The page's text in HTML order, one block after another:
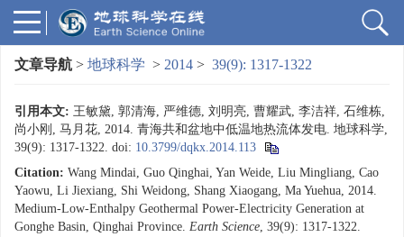
文章导航 > 地球科学 > 2014 > 39(9): 1317-1322
引用本文: 王敏黛, 郭清海, 严维德, 刘明亮, 曹耀武, 李洁祥, 石维栋,
尚小刚, 马月花, 2014. 青海共和盆地中低温地热流体发电. 地球科学,
39(9): 1317-1322. doi: 10.3799/dqkx.2014.113
Citation: Wang Mindai, Guo Qinghai, Yan Weide, Liu Mingliang, Cao
Yaowu, Li Jiexiang, Shi Weidong, Shang Xiaogang, Ma Yuehua, 2014.
Medium-Low-Enthalpy Geothermal Power-Electricity Generation at
Gonghe Basin, Qinghai Province. Earth Science, 39(9): 1317-1322.